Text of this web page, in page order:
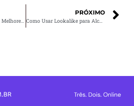
PRÓXIMO
Como Usar Lookalike para Alcançar Mais Leads